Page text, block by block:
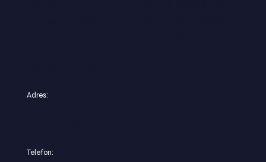
Adres:
Telefon: